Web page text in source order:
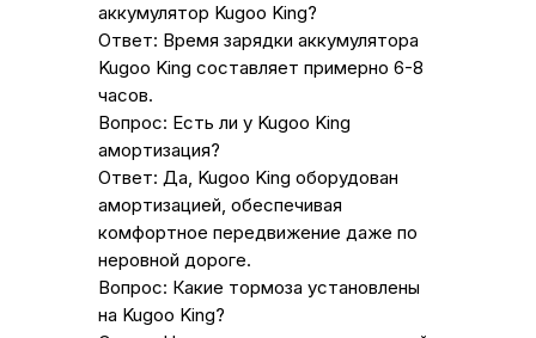
аккумулятор Kugoo King?
Ответ: Время зарядки аккумулятора
Kugoo King составляет примерно 6-8
часов.
Вопрос: Есть ли у Kugoo King
амортизация?
Ответ: Да, Kugoo King оборудован
амортизацией, обеспечивая
комфортное передвижение даже по
неровной дороге.
Вопрос: Какие тормоза установлены
на Kugoo King?